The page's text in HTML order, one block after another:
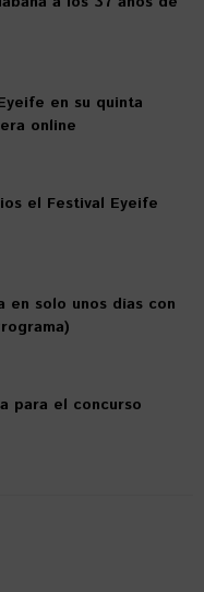
en su quinta
online
el Festival Eyeife
en solo unos días con
para el concurso